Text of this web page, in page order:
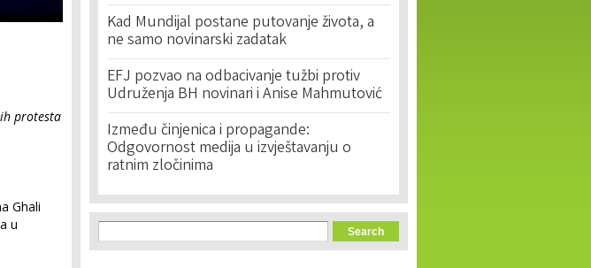
protesta
Ghali
u
Kad Mundijal postane putovanje života, a
ne samo novinarski zadatak
EFJ pozvao na odbacivanje tužbi protiv
Udruženja BH novinari i Anise Mahmutović
Između činjenica i propagande:
Odgovornost medija u izvještavanju o
ratnim zločinima
Search form
Search